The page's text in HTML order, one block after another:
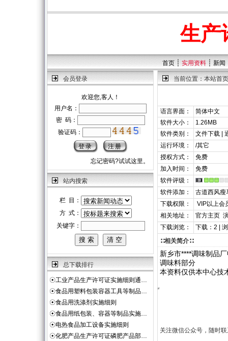
生产
首页 ┊ 实用资料 ┊ 新闻
会员登录
欢迎您,客人！
用户名：
密 码：
验证码：
忘记密码?试试这里。
站内搜索
栏 目：
方 式：
关键字：
总下载排行
☉工业产品生产许可证实施细则通…
☉食品用塑料包装容器工具等制品…
☉食品用洗涤剂实施细则
☉食品用纸包装、容器等制品实施…
☉电热食品加工设备实施细则
☉化肥产品生产许可证磷肥产品部…
当前位置： 本站首页
语言界面：
简体中文
软件大小：
1.26MB
软件类别：
文件下载 |
运行环境：
/其它
授权方式：
免费
加入时间：
免费
软件评级：
软件添加：
古道西风瘦
下载权限：
VIP以上会
相关地址：
官方主页
下载浏览：
下载：2 |
∷相关简介∷
新乡市****调味制品
调味料部分
本资料仅供本中心技
关注微信公众号，随时